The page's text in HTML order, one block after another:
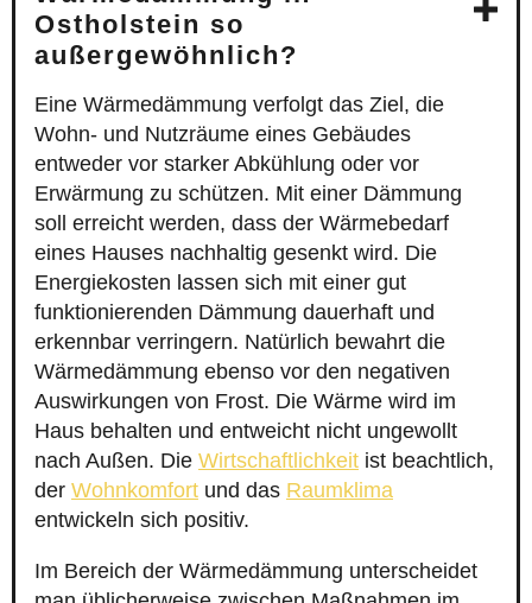
Ostholstein so
außergewöhnlich?
Eine Wärmedämmung verfolgt das Ziel, die
Wohn- und Nutzräume eines Gebäudes
entweder vor starker Abkühlung oder vor
Erwärmung zu schützen. Mit einer Dämmung
soll erreicht werden, dass der Wärmebedarf
eines Hauses nachhaltig gesenkt wird. Die
Energiekosten lassen sich mit einer gut
funktionierenden Dämmung dauerhaft und
erkennbar verringern. Natürlich bewahrt die
Wärmedämmung ebenso vor den negativen
Auswirkungen von Frost. Die Wärme wird im
Haus behalten und entweicht nicht ungewollt
nach Außen. Die Wirtschaftlichkeit ist beachtlich,
der Wohnkomfort und das Raumklima
entwickeln sich positiv.
Im Bereich der Wärmedämmung unterscheidet